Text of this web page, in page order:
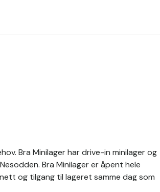
Bra Minilager har drive-in minilager og
Bra Minilager er åpent hele
og tilgang til lageret samme dag som